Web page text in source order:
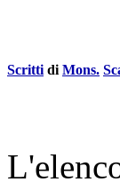
Scritti di Mons.
L'